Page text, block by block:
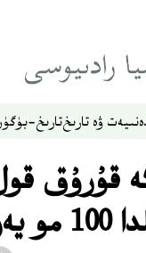
ۋە تارىختارىخ-
قۇرۇق